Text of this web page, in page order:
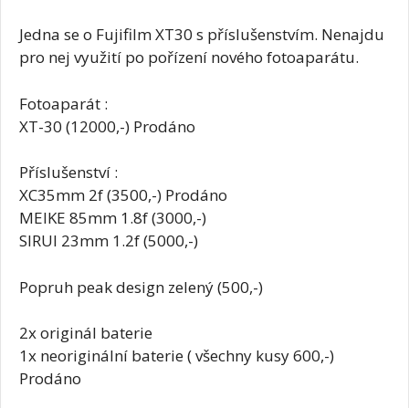
Jedna se o Fujifilm XT30 s příslušenstvím. Nenajdu
pro nej využití po pořízení nového fotoaparátu.
Fotoaparát :
XT-30 (12000,-) Prodáno
Příslušenství :
XC35mm 2f (3500,-) Prodáno
MEIKE 85mm 1.8f (3000,-)
SIRUI 23mm 1.2f (5000,-)
Popruh peak design zelený (500,-)
2x originál baterie
1x neoriginální baterie ( všechny kusy 600,-)
Prodáno